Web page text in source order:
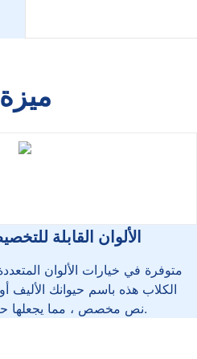
ميزة
الألوان القابلة
متوفرة في خيارات الألوان
الكلاب هذه باسم حيوانك الأليف
نص مخصص ، مما يجعلها حقًا فريدة من نوعها.